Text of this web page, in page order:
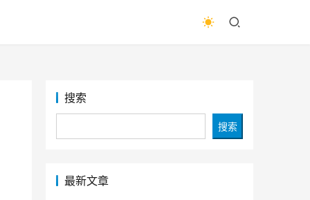
搜索
搜索
最新文章